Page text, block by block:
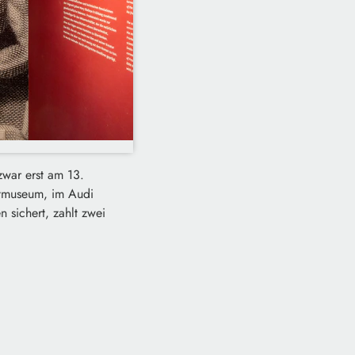
erst am 13.
im Audi
sichert, zahlt zwei